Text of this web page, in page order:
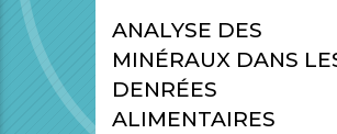
ANALYSE DES
MINÉRAUX DANS
DENRÉES
ALIMENTAIRES